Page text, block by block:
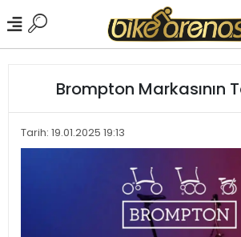
Brompton Markasının
Tarih: 19.01.2025 19:13